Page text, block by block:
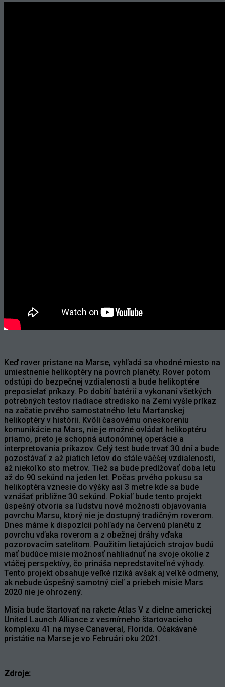
Keď rover pristane na Marse, vyhľadá sa vhodné miesto na
umiestnenie helikoptéry na povrch planéty. Rover potom
odstúpi do bezpečnej vzdialenosti a bude helikoptére
preposielať príkazy. Po dobití batérií a vykonaní všetkých
potrebných testov riadiace stredisko na Zemi vyšle príkaz
na začatie prvého samostatného letu Marťanskej
helikoptéry v histórii. Kvôli časovému oneskoreniu
komunikácie na Mars, nie je možné ovládať helikoptéru
priamo, preto je schopná autonómnej operácie a
interpretovania príkazov. Celý test bude trvať 30 dní a bude
pozostávať z až piatich letov do stále väčšej vzdialenosti,
až niekoľko sto metrov. Tiež sa bude predlžovať doba letu
až do 90 sekúnd na jeden let. Počas prvého pokusu sa
helikoptéra vznesie do výšky asi 3 metre kde sa bude
vznášať približne 30 sekúnd. Pokiaľ bude tento projekt
úspešný otvoria sa ľudstvu nové možnosti objavovania
povrchu Marsu, ktorý nie je dostupný tradičným roverom.
Dnes máme k dispozícii pohľady na červenú planétu z
povrchu vďaka roverom a z obežnej dráhy vďaka
pozorovacím satelitom. Použitím lietajúcich strojov budú
mať budúce misie možnosť nahliadnuť na svoje okolie z
vtáčej perspektívy, čo prináša nepredstaviteľné výhody.
Tento projekt obsahuje veľké riziká avšak aj veľké odmeny,
ak nebude úspešný samotný cieľ a priebeh misie Mars
2020 nie je ohrozený.
Misia bude štartovať na rakete Atlas V z dielne americkej
United Launch Alliance z vesmírneho štartovacieho
komplexu 41 na myse Canaveral, Florida. Očakávané
pristátie na Marse je vo Februári oku 2021.
Zdroje: